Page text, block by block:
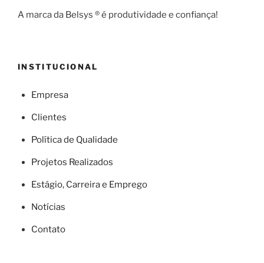
A marca da Belsys ® é produtividade e confiança!
INSTITUCIONAL
Empresa
Clientes
Política de Qualidade
Projetos Realizados
Estágio, Carreira e Emprego
Notícias
Contato